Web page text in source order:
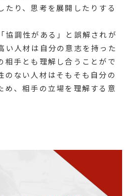
たり、思考を展開したりする
協調性がある」と誤解されが
い人材は自分の意志を持った
相手とも理解し合うことがで
のない人材はそもそも自分の
め、相手の立場を理解する意